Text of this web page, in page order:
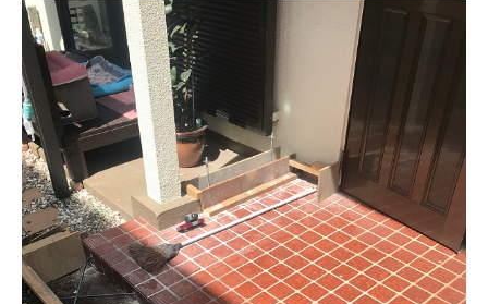
リピート率70%超の理由
挑戦！地域No.1
施工事例
お客様の声
工事日記
実績マンションリスト
お役立ち情報
リフォームに役立つ情報
はじめてのリフォーム
リフォームに必要な知識
リフォームにかかる費用
その他
リフォームの流れ
よくある質問
メディア紹介
介護保険適用の住宅改修について
インフォメーション
会社概要
政府や行政への登録情報
店舗情報
お問い合わせ